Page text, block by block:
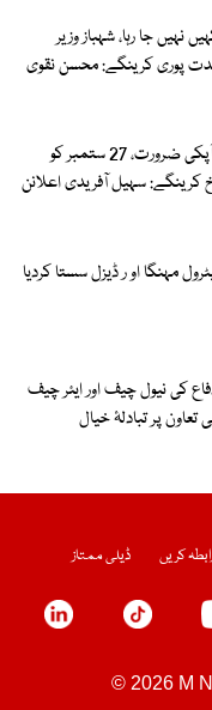
نہیں جا رہا، شہباز وزیر
پوری کرینگے: محسن نقوی
آپکے لیڈر کو آپکی ضرورت، 27 ستمبر کو
کرینگے: سہیل آفریدی اعلانن
مہنگا او ر ڈیزل سستا کردیا
کی نیول چیف اور ایئر چیف
تعاون پر تبادلۂ خیال
کریں ڈیلی ممتاز
© 2026 M